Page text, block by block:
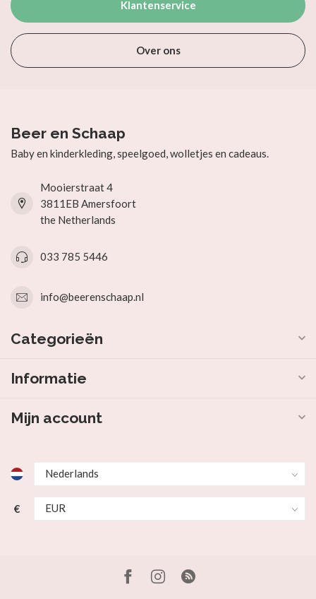
Klantenservice
Over ons
Beer en Schaap
Baby en kinderkleding, speelgoed, wolletjes en cadeaus.
Mooierstraat 4
3811EB Amersfoort
the Netherlands
033 785 5446
info@beerenschaap.nl
Categorieën
Informatie
Mijn account
€